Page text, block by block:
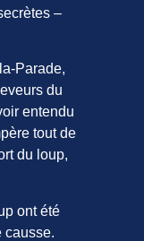
–
Parade,
du
entendu
tout de
du loup,
ont été
causse.